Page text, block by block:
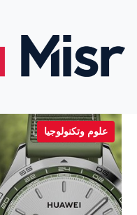
علوم وتكنولوجيا